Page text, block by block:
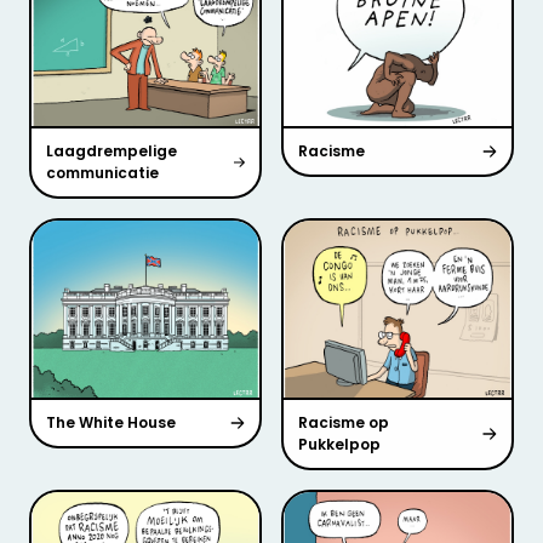
Laagdrempelige
communicatie
Racisme
The White House
Racisme op
Pukkelpop